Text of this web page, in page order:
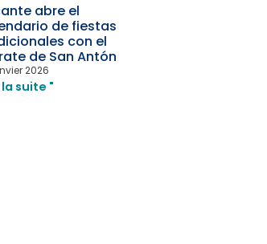
abre el
de fiestas
con el
de San Antón
2026
la suite "